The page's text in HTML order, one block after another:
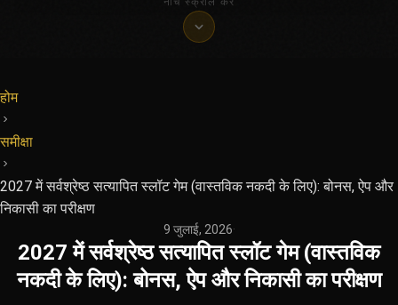
होम
समीक्षा
2027 में सर्वश्रेष्ठ सत्यापित स्लॉट गेम (वास्तविक नकदी के लिए): बोनस, ऐप और
निकासी का परीक्षण
9 जुलाई, 2026·
2027 में सर्वश्रेष्ठ सत्यापित स्लॉट गेम (वास्तविक
नकदी के लिए): बोनस, ऐप और निकासी का परीक्षण